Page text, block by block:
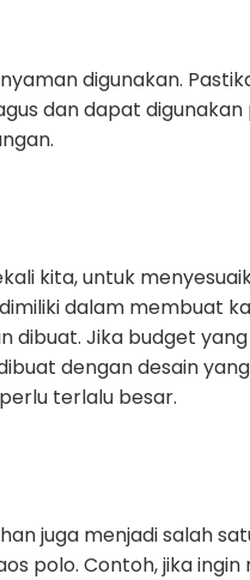
digunakan.
dan dapat
kita, untuk
dalam membuat
dibuat. Jika budget
dengan desain
terlalu besar.
juga menjadi salah
polo. Contoh, jika